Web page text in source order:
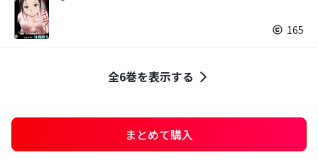
165
全6巻を表示する
まとめて購入